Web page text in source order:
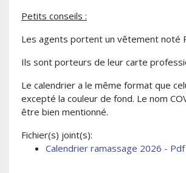
Petits conseils :
Les agents portent un vêtement noté
Ils sont porteurs de leur carte
Le calendrier a le même format que
excepté la couleur de fond. Le nom
être bien mentionné.
Fichier(s) joint(s):
Calendrier ramassage 2026 -